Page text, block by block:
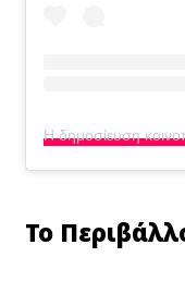
Η δημοσίευση
Το